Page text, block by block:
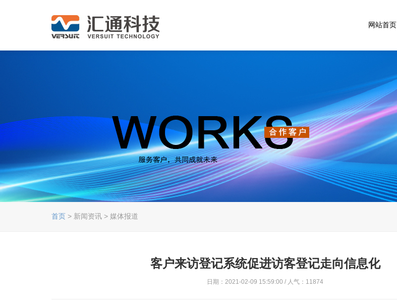
网站首页
首页 > 新闻资讯 > 媒体报道
客户来访登记系统促进访客登记走向信息化
日期：2021-02-09 15:59:00 / 人气：11874